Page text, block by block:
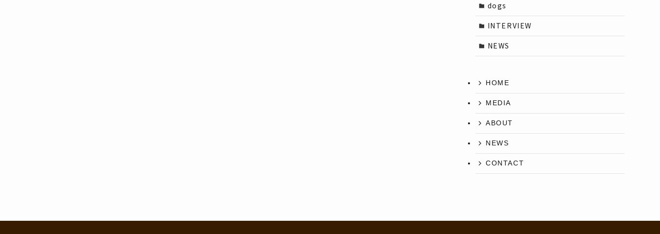
dogs
INTERVIEW
NEWS
HOME
MEDIA
ABOUT
NEWS
CONTACT